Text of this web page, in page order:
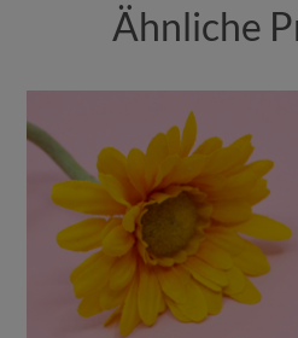
Ähnliche